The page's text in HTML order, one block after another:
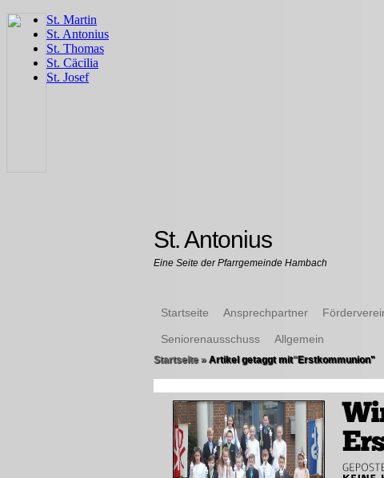
St. Antonius
Eine Seite der Pfarrgemeinde Hambach
Startseite Ansprechpartner
Seniorenausschuss Allgemein
Startseite »Artikel getaggt mit" Erstkommunion"